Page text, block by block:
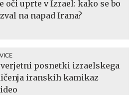
oči uprte v Izrael: kako se bo
na napad Irana?
posnetki izraelskega
iranskih kamikaz